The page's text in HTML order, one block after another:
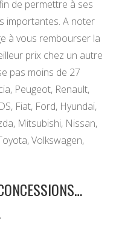
de permettre à ses
importantes. A noter
à vous rembourser la
prix chez un autre
pas moins de 27
Peugeot, Renault,
Fiat, Ford, Hyundai,
Mitsubishi, Nissan,
Volkswagen,